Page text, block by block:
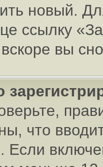
новый.
ссылку
вы
что
Если